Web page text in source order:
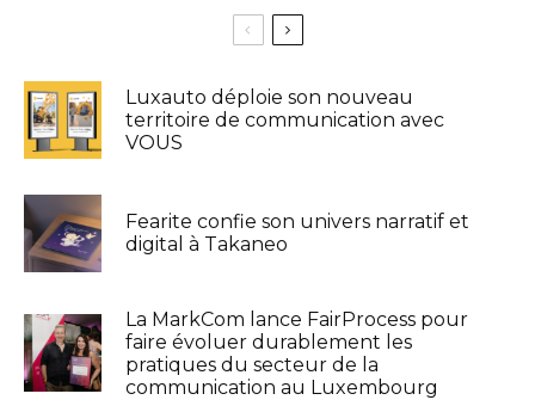
Luxauto déploie son nouveau
territoire de communication avec
VOUS
Fearite confie son univers narratif et
digital à Takaneo
La MarkCom lance FairProcess pour
faire évoluer durablement les
pratiques du secteur de la
communication au Luxembourg